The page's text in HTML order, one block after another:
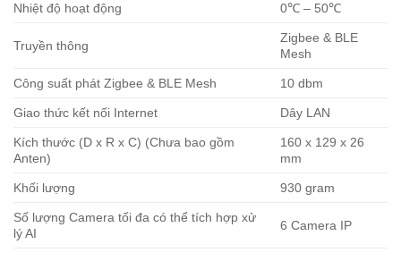
Nhiệt độ hoạt động 0℃ – 50℃
Truyền thông
Zigbee & BLE
Mesh
Công suất phát Zigbee & BLE Mesh 10 dbm
Giao thức kết nối Internet Dây LAN
Kích thước (D x R x C) (Chưa bao gồm
Anten)
160 x 129 x 26
mm
Khối lượng 930 gram
Số lượng Camera tối đa có thể tích hợp xử
lý AI
6 Camera IP